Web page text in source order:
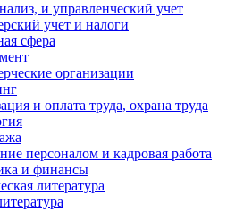
и управленческий учет
учет и налоги
сфера
организации
и оплата труда, охрана труда
персоналом и кадровая работа
и финансы
литература